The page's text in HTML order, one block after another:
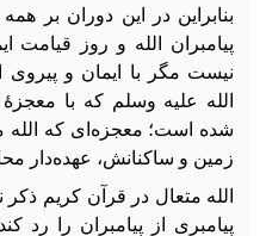
بنابراین در این دوران بر
پیامبران الله و روز قیامت
نیست مگر با ایمان و پیروی
الله علیه وسلم که با
شده است؛ معجزه‌ای که الله
زمین و ساکنانش، عهده‌دار
الله متعال در قرآن کریم
پیامبری از پیامبران را رد